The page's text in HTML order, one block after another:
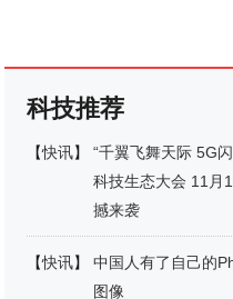
科技推荐
【快讯】
“千翼飞舞天际 5G
科技生态大会 11月
撼来袭
【快讯】
中国人有了自己的
图像